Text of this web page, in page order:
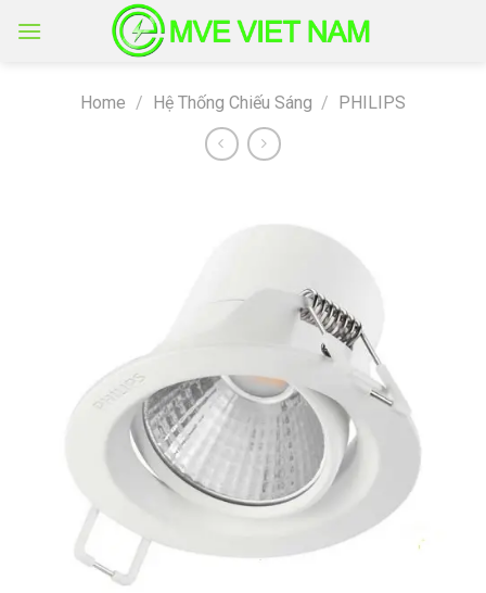
Home / Hệ Thống Chiếu Sáng / PHILIPS